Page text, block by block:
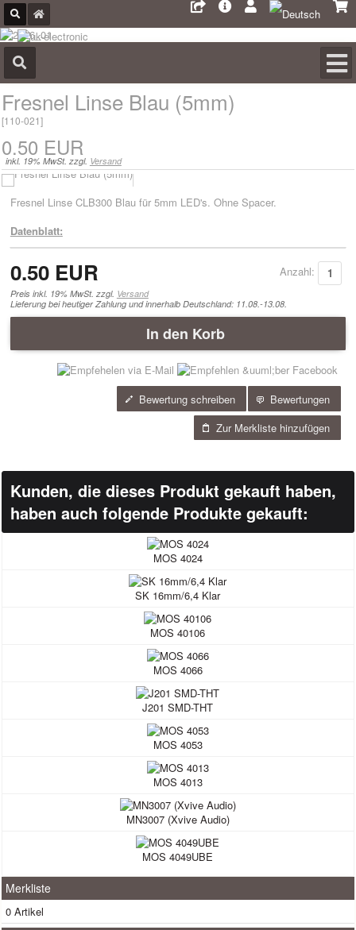
Fresnel Linse Blau (5mm)
[110-021]
0.50 EUR
inkl. 19% MwSt. zzgl. Versand
Fresnel Linse CLB300 Blau für 5mm LED's. Ohne Spacer.
Datenblatt:
Anzahl:
0.50 EUR
Preis inkl. 19% MwSt. zzgl. Versand
Lieferung bei heutiger Zahlung und innerhalb Deutschland: 11.08.-13.08.
In den Korb
Bewertungen
Bewertung schreiben
Zur Merkliste hinzufügen
Kunden, die dieses Produkt gekauft haben,
haben auch folgende Produkte gekauft:
MOS 4024
SK 16mm/6,4 Klar
MOS 40106
MOS 4066
J201 SMD-THT
MOS 4053
MOS 4013
MN3007 (Xvive Audio)
MOS 4049UBE
Merkliste
0 Artikel